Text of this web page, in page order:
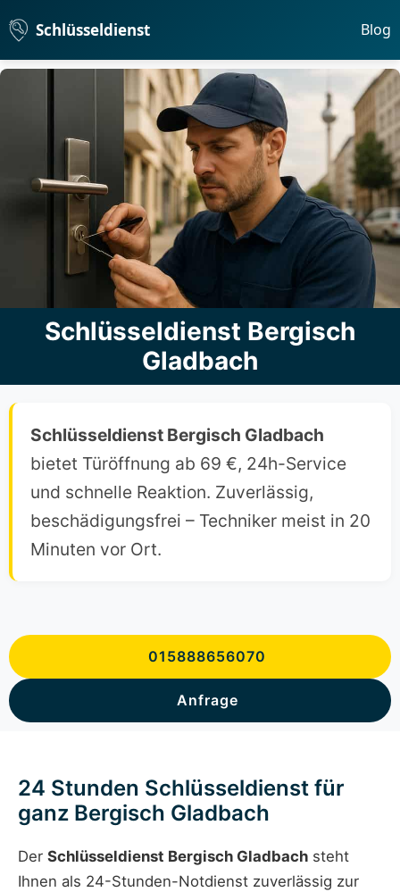
Schlüsseldienst Blog
Schlüsseldienst Bergisch
Gladbach
Schlüsseldienst Bergisch Gladbach
bietet Türöffnung ab 69 €, 24h-Service
und schnelle Reaktion. Zuverlässig,
beschädigungsfrei – Techniker meist in 20
Minuten vor Ort.
015888656070
Anfrage
24 Stunden Schlüsseldienst für
ganz Bergisch Gladbach
Der Schlüsseldienst Bergisch Gladbach steht
Ihnen als 24-Stunden-Notdienst zuverlässig zur